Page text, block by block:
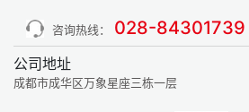
咨询热线： 028-84301739
公司地址
成都市成华区万象星座三栋一层